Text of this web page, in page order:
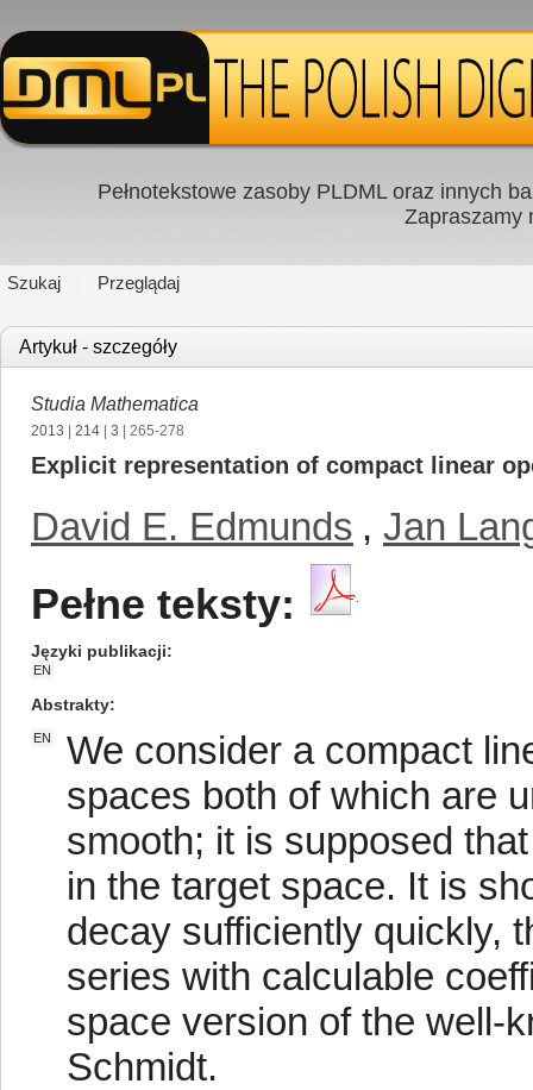
Pełnotekstowe zasoby PLDML oraz innych
Zapraszamy
Szukaj Przeglądaj
Artykuł - szczegóły
Studia Mathematica
2013 214 3 | 265-278
Explicit representation of compact linear
David E. Edmunds , Jan
Pełne teksty:
Języki publikacji
EN
Abstrakty
EN
We consider a compact
spaces both of which are
smooth; it is supposed
in the target space. It is
decay sufficiently quickly,
series with calculable
space version of the well-
Schmidt.